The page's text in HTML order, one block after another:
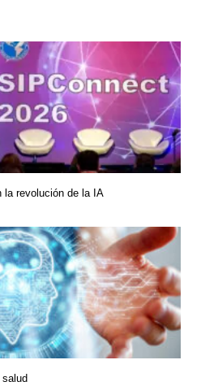
la revolución de la IA